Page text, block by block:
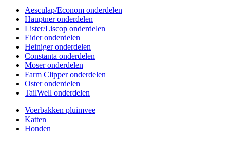
Aesculap/Econom onderdelen
Hauptner onderdelen
Lister/Liscop onderdelen
Eider onderdelen
Heiniger onderdelen
Constanta onderdelen
Moser onderdelen
Farm Clipper onderdelen
Oster onderdelen
TailWell onderdelen
Voerbakken pluimvee
Katten
Honden